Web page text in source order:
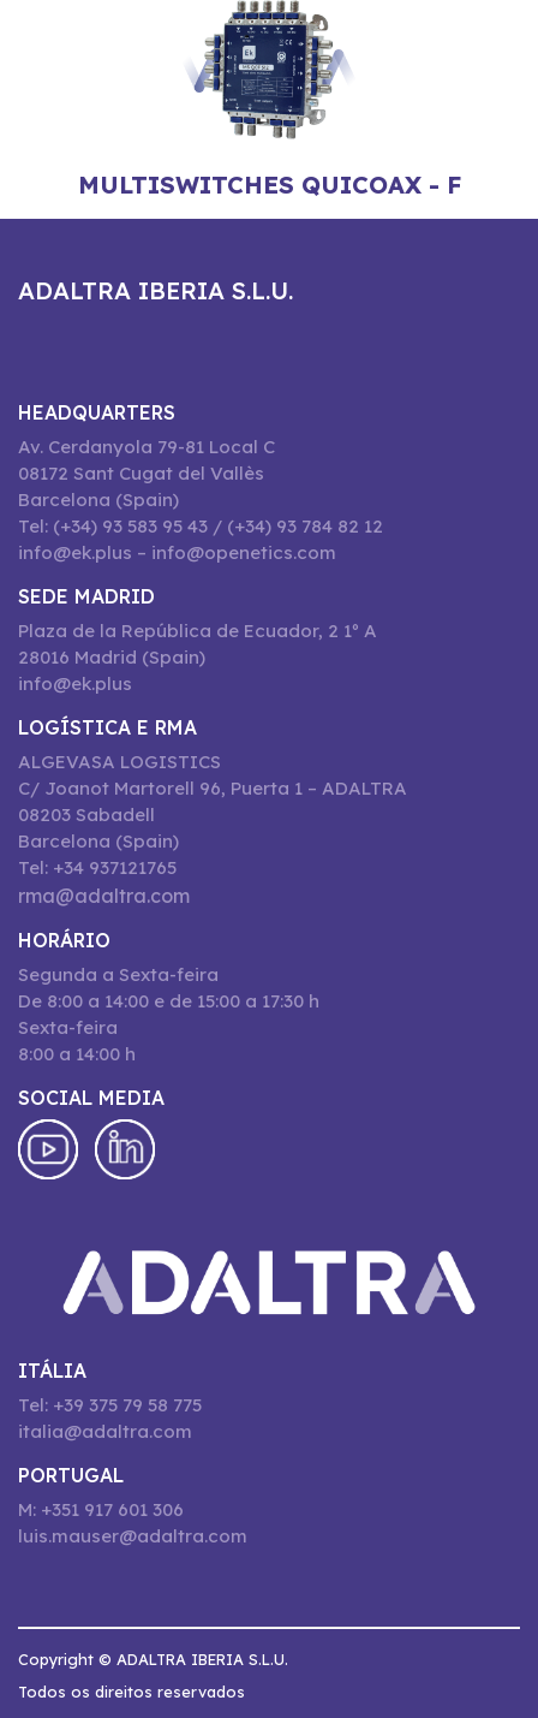
MULTISWITCHES QUICOAX - F
ADALTRA IBERIA S.L.U.
HEADQUARTERS
Av. Cerdanyola 79-81 Local C
08172 Sant Cugat del Vallès
Barcelona (Spain)
Tel: (+34) 93 583 95 43 / (+34) 93 784 82 12
info@ek.plus – info@openetics.com
SEDE MADRID
Plaza de la República de Ecuador, 2 1º A
28016 Madrid (Spain)
info@ek.plus
LOGÍSTICA E RMA
ALGEVASA LOGISTICS
C/ Joanot Martorell 96, Puerta 1 – ADALTRA
08203 Sabadell
Barcelona (Spain)
Tel: +34 937121765
rma@adaltra.com
HORÁRIO
Segunda a Sexta-feira
De 8:00 a 14:00 e de 15:00 a 17:30 h
Sexta-feira
8:00 a 14:00 h
SOCIAL MEDIA
ITÁLIA
Tel: +39 375 79 58 775
italia@adaltra.com
PORTUGAL
M: +351 917 601 306
luis.mauser@adaltra.com
Copyright © ADALTRA IBERIA S.L.U.
Todos os direitos reservados